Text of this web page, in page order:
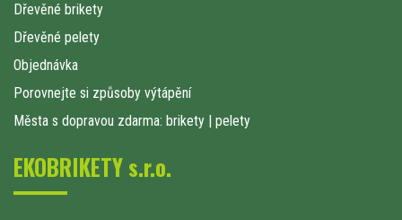
Dřevěné brikety
Dřevěné pelety
Objednávka
Porovnejte si způsoby výtápění
Města s dopravou zdarma: brikety | pelety
EKOBRIKETY s.r.o.